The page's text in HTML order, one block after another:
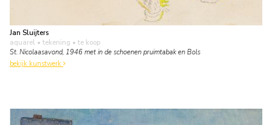
Jan Sluijters
aquarel • tekening • te koop
St. Nicolaasavond, 1946 met in de schoenen pruimtabak en Bols
bekijk kunstwerk